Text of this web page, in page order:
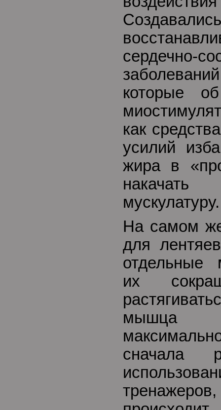
сердечно-
которые
как
усилий
жира в
мускулатуру.
На самом
для
отдельные
их
мышца
сначала